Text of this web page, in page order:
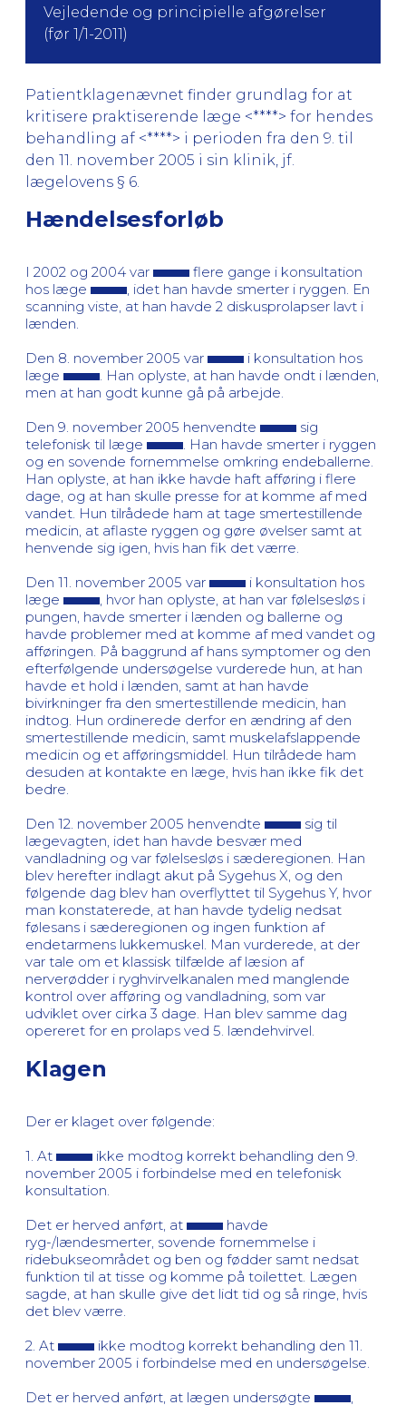
Vejledende og principielle afgørelser
(før 1/1-2011)
Patientklagenævnet finder grundlag for at
kritisere praktiserende læge <****> for hendes
behandling af <****> i perioden fra den 9. til
den 11. november 2005 i sin klinik, jf.
lægelovens § 6.
Hændelsesforløb
I 2002 og 2004 var
flere gange i konsultation
hos læge
, idet han havde smerter i ryggen. En
scanning viste, at han havde 2 diskusprolapser lavt i
lænden.
Den 8. november 2005 var
i konsultation hos
læge
. Han oplyste, at han havde ondt i lænden,
men at han godt kunne gå på arbejde.
Den 9. november 2005 henvendte
sig
telefonisk til læge
. Han havde smerter i ryggen
og en sovende fornemmelse omkring endeballerne.
Han oplyste, at han ikke havde haft afføring i flere
dage, og at han skulle presse for at komme af med
vandet. Hun tilrådede ham at tage smertestillende
medicin, at aflaste ryggen og gøre øvelser samt at
henvende sig igen, hvis han fik det værre.
Den 11. november 2005 var
i konsultation hos
læge
, hvor han oplyste, at han var følelsesløs i
pungen, havde smerter i lænden og ballerne og
havde problemer med at komme af med vandet og
afføringen. På baggrund af hans symptomer og den
efterfølgende undersøgelse vurderede hun, at han
havde et hold i lænden, samt at han havde
bivirkninger fra den smertestillende medicin, han
indtog. Hun ordinerede derfor en ændring af den
smertestillende medicin, samt muskelafslappende
medicin og et afføringsmiddel. Hun tilrådede ham
desuden at kontakte en læge, hvis han ikke fik det
bedre.
Den 12. november 2005 henvendte
sig til
lægevagten, idet han havde besvær med
vandladning og var følelsesløs i sæderegionen. Han
blev herefter indlagt akut på Sygehus X, og den
følgende dag blev han overflyttet til Sygehus Y, hvor
man konstaterede, at han havde tydelig nedsat
følesans i sæderegionen og ingen funktion af
endetarmens lukkemuskel. Man vurderede, at der
var tale om et klassisk tilfælde af læsion af
nerverødder i ryghvirvelkanalen med manglende
kontrol over afføring og vandladning, som var
udviklet over cirka 3 dage. Han blev samme dag
opereret for en prolaps ved 5. lændehvirvel.
Klagen
Der er klaget over følgende:
1. At
ikke modtog korrekt behandling den 9.
november 2005 i forbindelse med en telefonisk
konsultation.
Det er herved anført, at
havde
ryg-/lændesmerter, sovende fornemmelse i
ridebukseområdet og ben og fødder samt nedsat
funktion til at tisse og komme på toilettet. Lægen
sagde, at han skulle give det lidt tid og så ringe, hvis
det blev værre.
2. At
ikke modtog korrekt behandling den 11.
november 2005 i forbindelse med en undersøgelse.
Det er herved anført, at lægen undersøgte